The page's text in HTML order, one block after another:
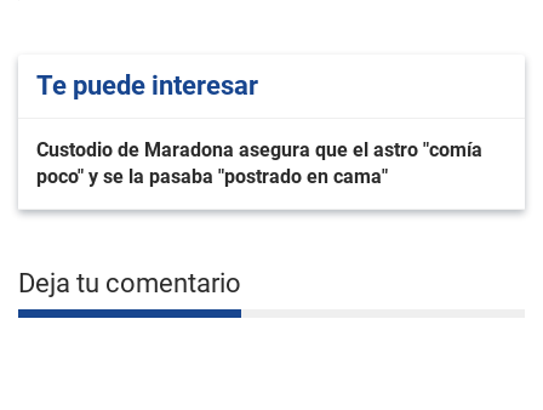
Te puede interesar
Custodio de Maradona asegura que el astro "comía
poco" y se la pasaba "postrado en cama"
Deja tu comentario